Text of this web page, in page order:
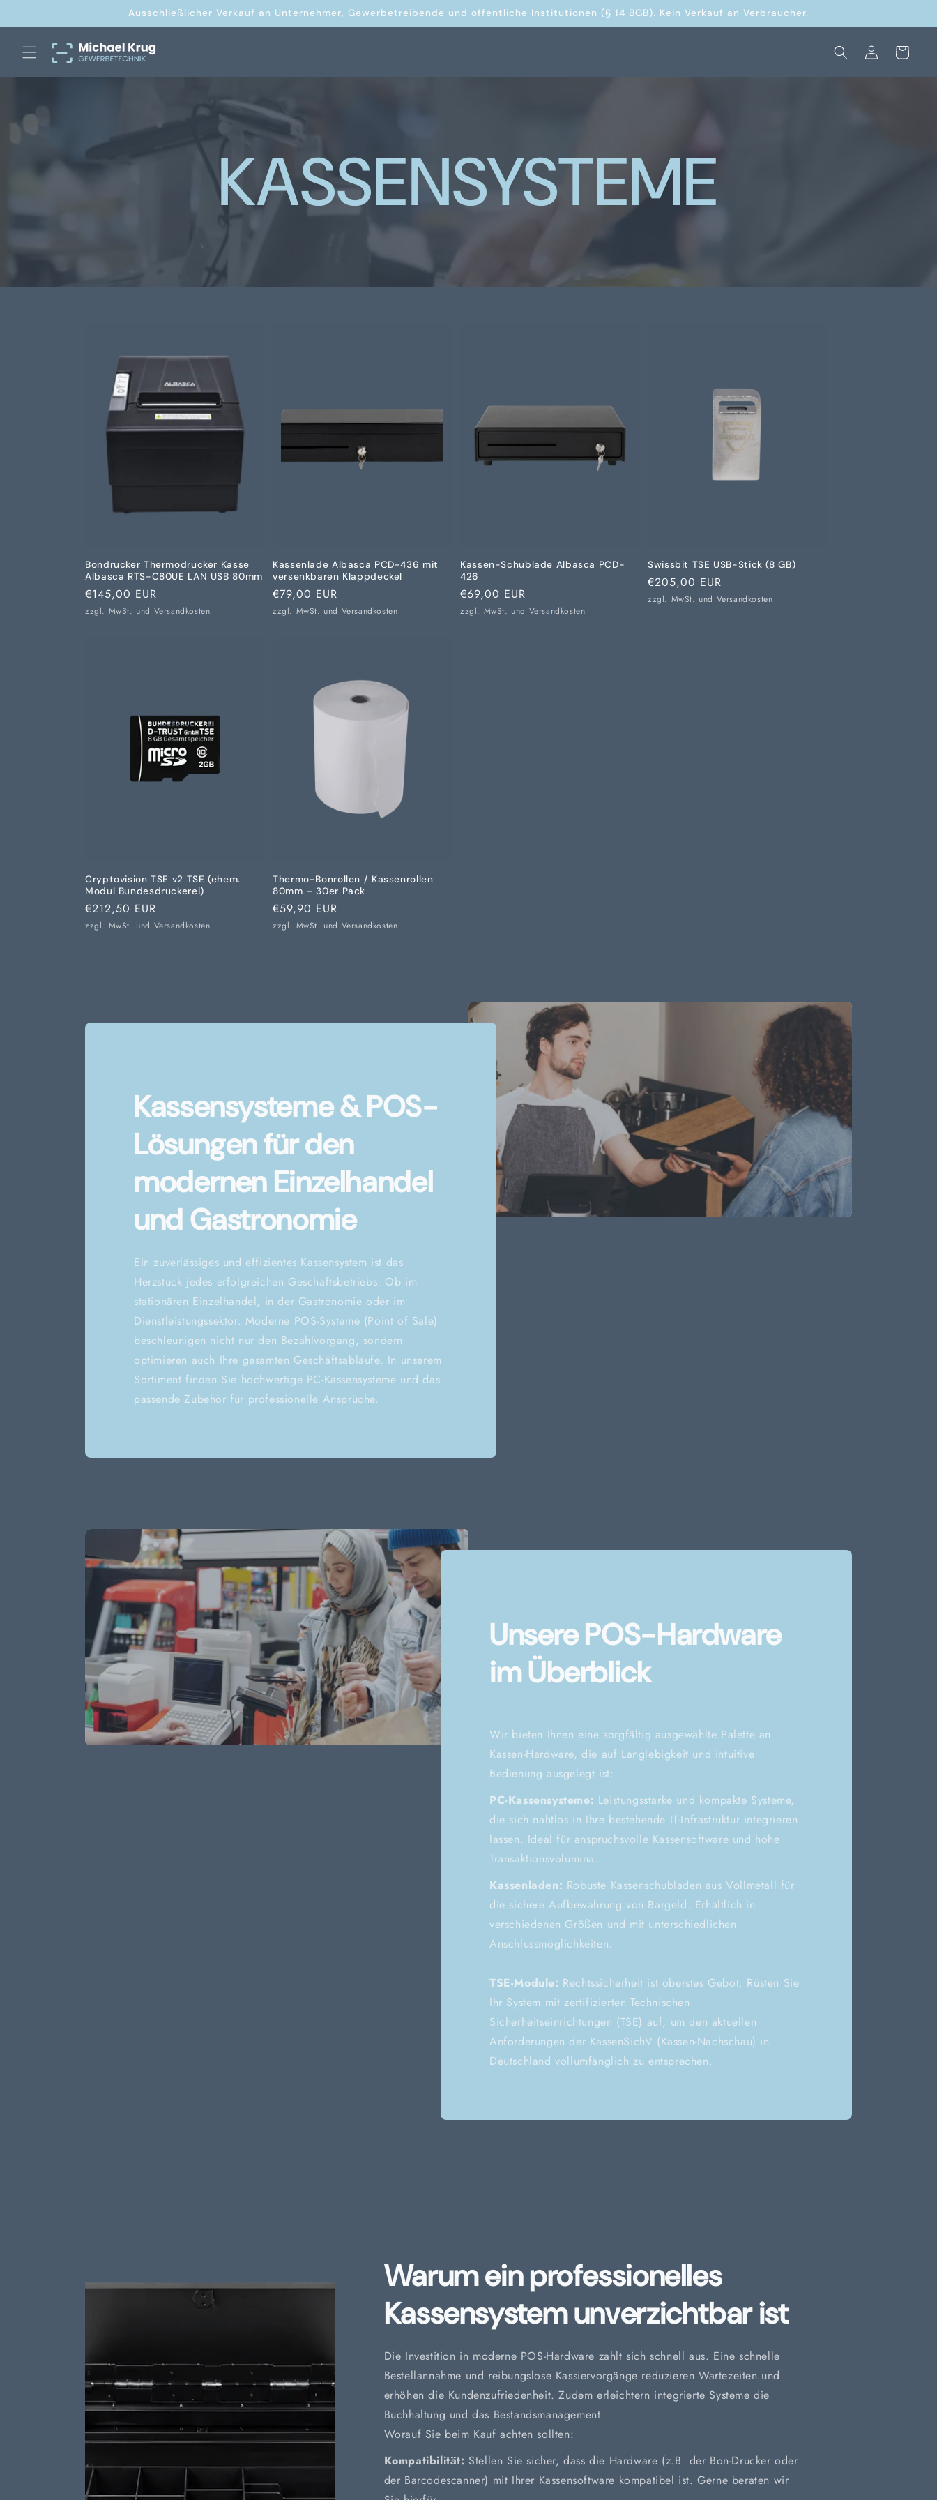
Inhalt
Ausschließlicher Verkauf an Unternehmer, Gewerbetreibende und öffentliche Institutionen (§ 14 BGB). Kein Verkauf an Verbraucher.
EinloggenWarenkorb
KASSENSYSTEME
Bondrucker Thermodrucker Kasse
Albasca RTS-C80UE LAN USB 80mm
Normaler
Preis
€145,00 EUR
zzgl. MwSt. und Versandkosten
Kassenlade Albasca PCD-436 mit
versenkbaren Klappdeckel
Normaler
Preis
€79,00 EUR
zzgl. MwSt. und Versandkosten
Kassen-Schublade Albasca PCD-
426
Normaler
Preis
€69,00 EUR
zzgl. MwSt. und Versandkosten
Swissbit TSE USB-Stick (8 GB)
Normaler
Preis
€205,00 EUR
zzgl. MwSt. und Versandkosten
Cryptovision TSE v2 TSE (ehem.
Modul Bundesdruckerei)
Normaler
Preis
€212,50 EUR
zzgl. MwSt. und Versandkosten
Thermo-Bonrollen / Kassenrollen
80mm – 30er Pack
Normaler
Preis
€59,90 EUR
zzgl. MwSt. und Versandkosten
Kassensysteme & POS-
Lösungen für den
modernen Einzelhandel
und Gastronomie
Ein zuverlässiges und effizientes Kassensystem ist das
Herzstück jedes erfolgreichen Geschäftsbetriebs. Ob im
stationären Einzelhandel, in der Gastronomie oder im
Dienstleistungssektor. Moderne POS-Systeme (Point of Sale)
beschleunigen nicht nur den Bezahlvorgang, sondern
optimieren auch Ihre gesamten Geschäftsabläufe. In unserem
Sortiment finden Sie hochwertige PC-Kassensysteme und das
passende Zubehör für professionelle Ansprüche.
Unsere POS-Hardware
im Überblick
Wir bieten Ihnen eine sorgfältig ausgewählte Palette an
Kassen-Hardware, die auf Langlebigkeit und intuitive
Bedienung ausgelegt ist:
PC-Kassensysteme: Leistungsstarke und kompakte Systeme,
die sich nahtlos in Ihre bestehende IT-Infrastruktur integrieren
lassen. Ideal für anspruchsvolle Kassensoftware und hohe
Transaktionsvolumina.
Kassenladen: Robuste Kassenschubladen aus Vollmetall für
die sichere Aufbewahrung von Bargeld. Erhältlich in
verschiedenen Größen und mit unterschiedlichen
Anschlussmöglichkeiten.
TSE-Module: Rechtssicherheit ist oberstes Gebot. Rüsten Sie
Ihr System mit zertifizierten Technischen
Sicherheitseinrichtungen (TSE) auf, um den aktuellen
Anforderungen der KassenSichV (Kassen-Nachschau) in
Deutschland vollumfänglich zu entsprechen.
Warum ein professionelles
Kassensystem unverzichtbar ist
Die Investition in moderne POS-Hardware zahlt sich schnell aus. Eine schnelle
Bestellannahme und reibungslose Kassiervorgänge reduzieren Wartezeiten und
erhöhen die Kundenzufriedenheit. Zudem erleichtern integrierte Systeme die
Buchhaltung und das Bestandsmanagement.
Worauf Sie beim Kauf achten sollten:
Kompatibilität: Stellen Sie sicher, dass die Hardware (z.B. der Bon-Drucker oder
der Barcodescanner) mit Ihrer Kassensoftware kompatibel ist. Gerne beraten wir